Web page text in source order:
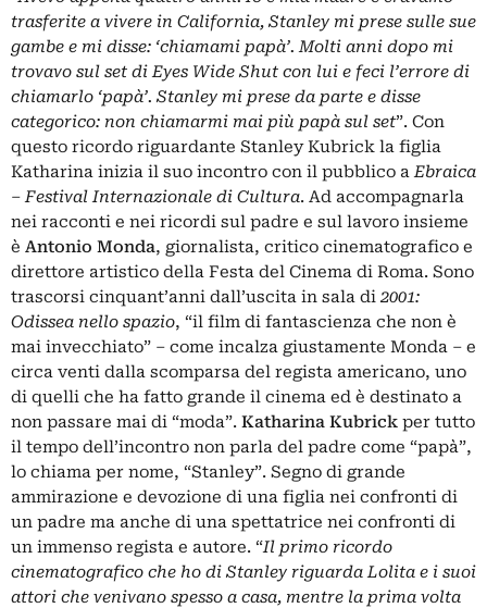
trasferite a vivere in California, Stanley mi prese sulle sue
gambe e mi disse: ‘chiamami papà’. Molti anni dopo mi
trovavo sul set di Eyes Wide Shut con lui e feci l’errore di
chiamarlo ‘papà’. Stanley mi prese da parte e disse
categorico: non chiamarmi mai più papà sul set”. Con
questo ricordo riguardante Stanley Kubrick la figlia
Katharina inizia il suo incontro con il pubblico aEbraica
– Festival Internazionale di Cultura. Ad accompagnarla
nei racconti e nei ricordi sul padre e sul lavoro insieme
è Antonio Monda, giornalista, critico cinematografico e
direttore artistico della Festa del Cinema di Roma. Sono
trascorsi cinquant’anni dall’uscita in sala di 2001:
Odissea nello spazio, “il film di fantascienza che non è
mai invecchiato” – come incalza giustamente Monda – e
circa venti dalla scomparsa del regista americano, uno
di quelli che ha fatto grande il cinema ed è destinato a
non passare mai di “moda”. Katharina Kubrick per tutto
il tempo dell’incontro non parla del padre come “papà”,
lo chiama per nome, “Stanley”. Segno di grande
ammirazione e devozione di una figlia nei confronti di
un padre ma anche di una spettatrice nei confronti di
un immenso regista e autore. “Il primo ricordo
cinematografico che ho di Stanley riguarda Lolita e i suoi
attori che venivano spesso a casa, mentre la prima volta